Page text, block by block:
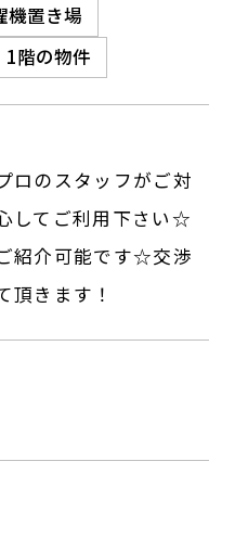
機置き場
1階の物件
ロのスタッフがご対
してご利用下さい☆
紹介可能です☆交渉
頂きます！